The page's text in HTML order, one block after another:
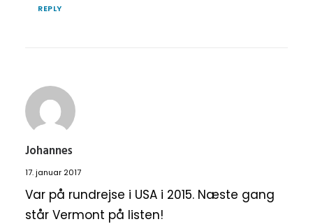
REPLY
Johannes
17. januar 2017
Var på rundrejse i USA i 2015. Næste gang
står Vermont på listen!